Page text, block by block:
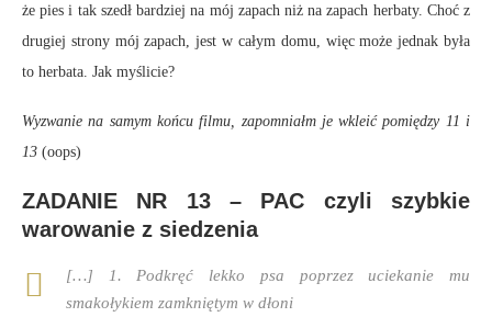
że pies i tak szedł bardziej na mój zapach niż na zapach herbaty. Choć z
drugiej strony mój zapach, jest w całym domu, więc może jednak była
to herbata. Jak myślicie?
Wyzwanie na samym końcu filmu, zapomniałm je wkleić pomiędzy 11 i
13 (oops)
ZADANIE NR 13 – PAC czyli szybkie
warowanie z siedzenia
[…] 1. Podkręć lekko psa poprzez uciekanie mu
smakołykiem zamkniętym w dłoni